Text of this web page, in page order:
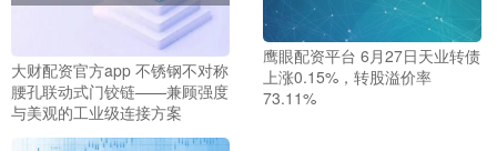
大财配资官方app 不锈钢不对称
腰孔联动式门铰链——兼顾强度
与美观的工业级连接方案
鹰眼配资平台 6月27日天业转债
上涨0.15%，转股溢价率
73.11%